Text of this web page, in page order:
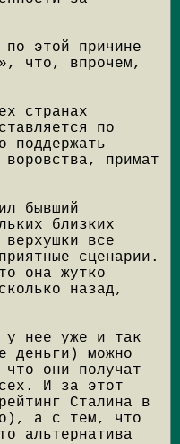
этой причине
что, впрочем,
странах
по
поддержать
примат
бывший
близких
все
сценарии.
она жутко
назад,
у нее уже и так
деньги) можно
они получат
И за этот
Сталина в
а с тем, что
альтернатива